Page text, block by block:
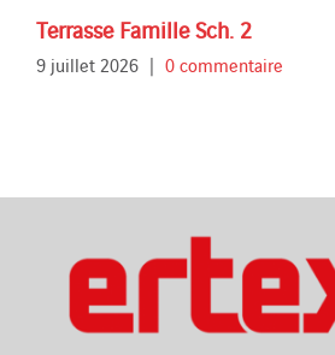
Terrasse Famille Sch. 2
9 juillet 2026 | 0 commentaire